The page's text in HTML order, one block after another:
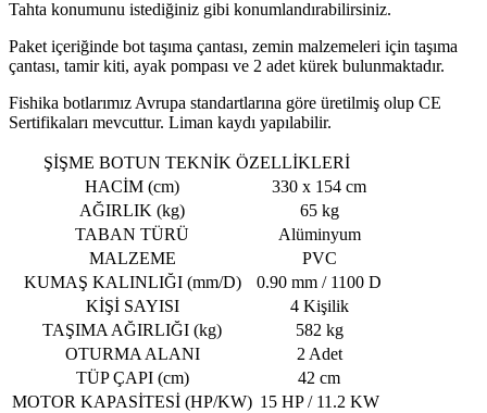
Tahta konumunu istediğiniz gibi konumlandırabilirsiniz.
Paket içeriğinde bot taşıma çantası, zemin malzemeleri için taşıma
çantası, tamir kiti, ayak pompası ve 2 adet kürek bulunmaktadır.
Fishika botlarımız Avrupa standartlarına göre üretilmiş olup CE
Sertifikaları mevcuttur. Liman kaydı yapılabilir.
ŞİŞME BOTUN TEKNİK ÖZELLİKLERİ
HACİM (cm)
330 x 154 cm
AĞIRLIK (kg)
65 kg
TABAN TÜRÜ
Alüminyum
MALZEME
PVC
KUMAŞ KALINLIĞI (mm/D)
0.90 mm / 1100 D
KİŞİ SAYISI
4 Kişilik
TAŞIMA AĞIRLIĞI (kg)
582 kg
OTURMA ALANI
2 Adet
TÜP ÇAPI (cm)
42 cm
MOTOR KAPASİTESİ (HP/KW) 15 HP / 11.2 KW